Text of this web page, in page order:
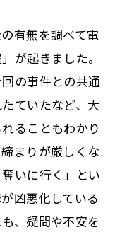
有無を調べて電
が起きました。
の事件との共通
ていたなど、大
ることもわかり
まりが厳しくな
いに行く」とい
凶悪化している
、疑問や不安を